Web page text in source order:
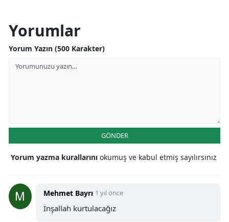
Yorumlar
Yorum Yazın (500 Karakter)
GÖNDER
Yorum yazma kurallarını okumuş ve kabul etmiş sayılırsınız
Mehmet Bayrı 1 yıl önce
İnşallah kurtulacağız